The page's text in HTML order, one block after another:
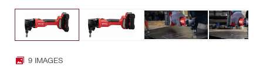
9 IMAGES